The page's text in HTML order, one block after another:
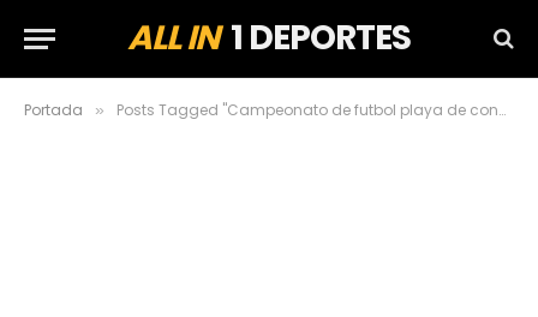
ALL IN1 DEPORTES
Portada » Posts Tagged "Campeonato de futbol playa de concacaf"